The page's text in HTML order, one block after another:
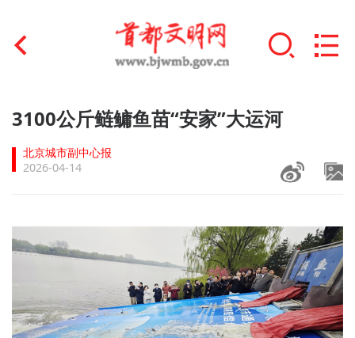
首页
文明创建
文明培育
+
未成年人思想道德建设
榜样人物
+
3100公斤鲢鳙鱼苗“安家”大运河
北京城市副中心报
2026-04-14